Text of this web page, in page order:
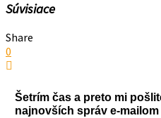
Súvisiace
Share
0
Šetrím čas a preto mi
najnovších správ e-mailom